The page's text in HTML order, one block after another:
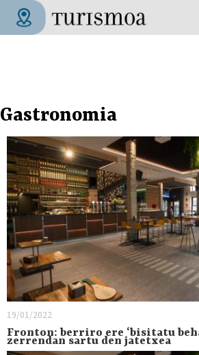
Skip to main content
Gastronomia
19/01/2022
Fronton: berriro ere ‘bisitatu
zerrendan sartu den jatetxea
Pages